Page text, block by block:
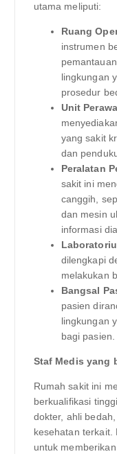
utama meliputi:
Ruang
instrumen
lingkungan
prosedur
Unit
yang sakit
dan
Peralatan
sakit ini
canggih,
dan mesin
informasi
dilengkapi
melakukan
Bangsal
pasien
lingkungan
bagi pasien.
Staf Medis yang
Rumah sakit ini
berkualifikasi
dokter, ahli
kesehatan terkait.
untuk